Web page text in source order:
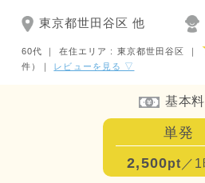
東京都世田谷区 他
60代 ｜ 在住エリア : 東京都世田谷区
件）
レビューを見る ▽
基本
単発
2,500pt ／